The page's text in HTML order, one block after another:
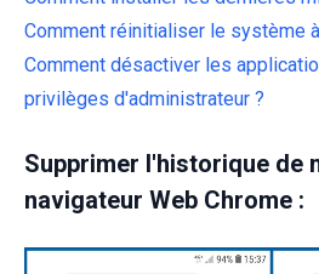
Comment réinitialiser le système
Comment désactiver les
privilèges d'administrateur ?
Supprimer l'historique de
navigateur Web Chrome :